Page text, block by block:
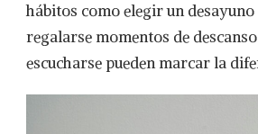
hábitos como elegir un
regalarse momentos de
escucharse pueden marcar la